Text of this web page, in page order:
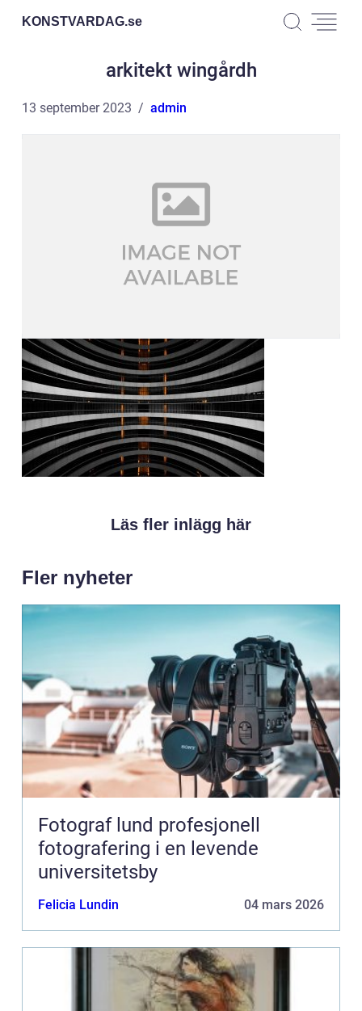
KONSTVARDAG.se
arkitekt wingårdh
13 september 2023 admin
Läs fler inlägg här
Fler nyheter
Fotograf lund profesjonell
fotografering i en levende
universitetsby
Felicia Lundin 04 mars 2026